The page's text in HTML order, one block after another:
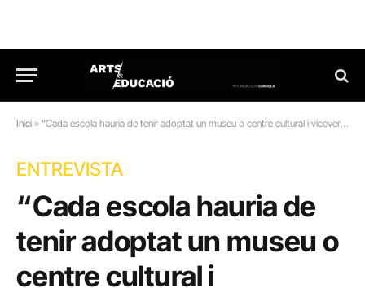
Inici » “Cada escola hauria de tenir adoptat un museu o centre cultural i viceversa”
ENTREVISTA
“Cada escola hauria de
tenir adoptat un museu o
centre cultural i